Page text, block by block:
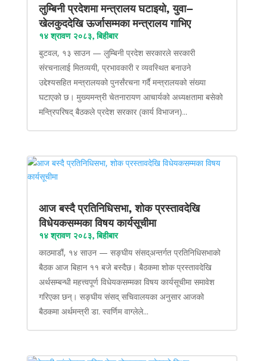
लुम्बिनी प्रदेशमा मन्त्रालय घटाइयो, युवा–
खेलकुददेखि ऊर्जासम्मका मन्त्रालय गाभिए
१४ श्रावण २०८३, बिहीबार
बुटवल, १३ साउन — लुम्बिनी प्रदेश सरकारले सरकारी
संरचनालाई मितव्ययी, प्रभावकारी र व्यवस्थित बनाउने
उद्देश्यसहित मन्त्रालयको पुनर्संरचना गर्दै मन्त्रालयको संख्या
घटाएको छ। मुख्यमन्त्री चेतनारायण आचार्यको अध्यक्षतामा बसेको
मन्त्रिपरिषद् बैठकले प्रदेश सरकार (कार्य विभाजन)...
आज बस्दै प्रतिनिधिसभा, शोक प्रस्तावदेखि
विधेयकसम्मका विषय कार्यसूचीमा
१४ श्रावण २०८३, बिहीबार
काठमाडौं, १४ साउन — सङ्घीय संसद्अन्तर्गत प्रतिनिधिसभाको
बैठक आज बिहान ११ बजे बस्दैछ। बैठकमा शोक प्रस्तावदेखि
अर्थसम्बन्धी महत्त्वपूर्ण विधेयकसम्मका विषय कार्यसूचीमा समावेश
गरिएका छन्। सङ्घीय संसद् सचिवालयका अनुसार आजको
बैठकमा अर्थमन्त्री डा. स्वर्णिम वाग्लेले...